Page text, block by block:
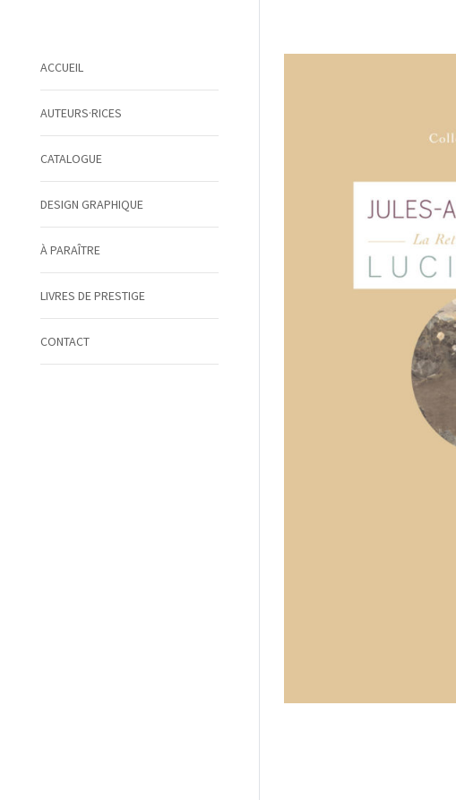
ACCUEIL
AUTEURS·RICES
CATALOGUE
DESIGN GRAPHIQUE
À PARAÎTRE
LIVRES DE PRESTIGE
CONTACT